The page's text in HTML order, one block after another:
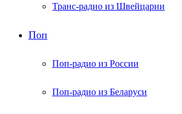
Транс-радио из Швейцарии
Поп
Поп-радио из России
Поп-радио из Беларуси